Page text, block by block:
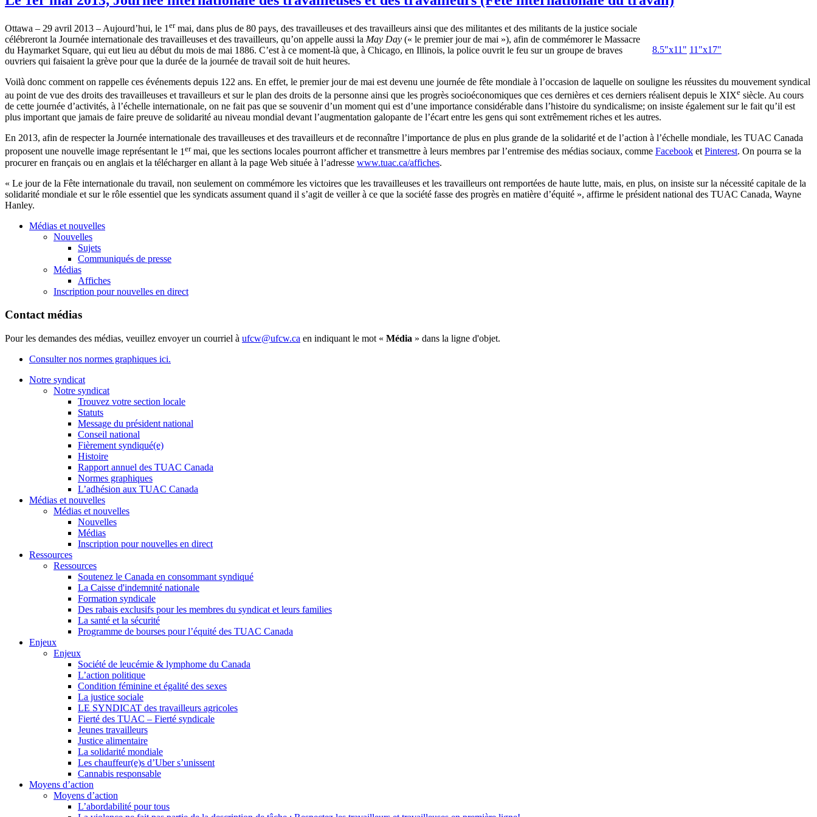
8.5"x11 " 11"x17"
Ottawa – 29 avril 2013 – Aujourd’hui, le 1 er mai, dans plus de 80 pays, des travailleuses et des travailleurs ainsi que des militantes et des militants de la justice sociale
célébreront la Journée internationale des travailleuses et des travailleurs, qu’on appelle aussi la May Day (« le premier jour de mai »), afin de commémorerle Massacre
du Haymarket Square, qui eut lieu au début du mois de mai 1886. C’est à ce moment-là que, à Chicago, en Illinois, la police ouvrit le feu surun groupe de braves
ouvriers qui faisaient la grève pourque la durée de la journée de travail soit de huit heures.
Voilà donc comment on rappelle ces événements depuis 122 ans. En effet, le premier jour de mai est devenu une journée de fête mondiale à l’occasion de laquelle on souligne les réussites du mouvement syndical
au point de vue des droits des travailleuses et travailleurs et surle plan des droits de la personne ainsi que les progrès socioéconomiques que ces dernières et ces derniers réalisent depuis le XIXe siècle. Au cours
de cette journée d’activités, à l’échelle internationale, on ne fait pas que se souvenird’un moment qui est d’une importance considérable dans l’histoire du syndicalisme; on insiste également surle fait qu’il est
plus important que jamais de faire preuve de solidarité au niveau mondial devant l’augmentation galopante de l’écart entre les gens qui sont extrêmement riches et les autres.
En 2013, afin de respecter la Journée internationale des travailleuses et des travailleurs et de reconnaître l’importance de plus en plus grande de la solidarité et de l’action à l’échelle mondiale, les TUAC Canada
proposent une nouvelle image représentantle 1 er mai, que les sections locales pourront afficherettransmettre à leurs membres parl’entremise des médias sociaux, comme Facebook etPinterest. On pourra se la
procurer en français ou en anglais et la téléchargeren allant à la page Web située à l’adresse www.tuac.ca/affiches.
« Le jour de la Fête internationale du travail, non seulement on commémore les victoires que les travailleuses et les travailleurs ont remportées de haute lutte, mais, en plus, on insiste surla nécessité capitale de la
solidarité mondiale et surle rôle essentiel que les syndicats assument quand il s’agit de veiller à ce que la société fasse des progrès en matière d’équité », affirme le président national des TUAC Canada, Wayne
Hanley.
Médias et nouvelles
Nouvelles
Sujets
Communiqués de presse
Médias
Affiches
Inscription pour nouvelles en direct
Contact médias
Pour les demandes des médias, veuillez envoyer un courriel à ufcw@ufcw.ca en indiquant le mot « Média » dans la ligne d'objet.
Consulter nos normes graphiques ici.
Notre syndicat
Notre syndicat
Trouvez votre section locale
Statuts
Message du président national
Conseil national
Fièrement syndiqué(e)
Histoire
Rapport annuel des TUAC Canada
Normes graphiques
L’adhésion aux TUAC Canada
Médias et nouvelles
Médias et nouvelles
Nouvelles
Médias
Inscription pour nouvelles en direct
Ressources
Ressources
Soutenez le Canada en consommant syndiqué
La Caisse d'indemnité nationale
Formation syndicale
Des rabais exclusifs pour les membres du syndicat et leurs families
La santé et la sécurité
Programme de bourses pour l’équité des TUAC Canada
Enjeux
Enjeux
Société de leucémie & lymphome du Canada
L’action politique
Condition féminine et égalité des sexes
La justice sociale
LE SYNDICAT des travailleurs agricoles
Fierté des TUAC – Fierté syndicale
Jeunes travailleurs
Justice alimentaire
La solidarité mondiale
Les chauffeur(e)s d’Uber s’unissent
Cannabis responsable
Moyens d’action
Moyens d’action
L’abordabilité pour tous